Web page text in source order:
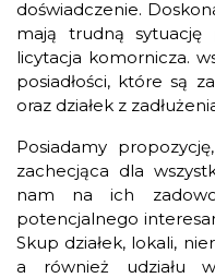
doświadczenie.
mają trudną
licytacja komornicza.
posiadłości, które są
oraz działek z
Posiadamy
zachecjąca dla
nam na ich
potencjalnego
Skup działek, lokali,
a również udziału